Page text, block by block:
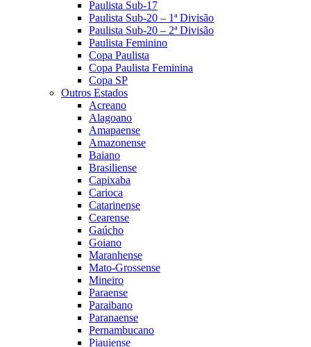
Paulista Sub-17
Paulista Sub-20 – 1ª Divisão
Paulista Sub-20 – 2ª Divisão
Paulista Feminino
Copa Paulista
Copa Paulista Feminina
Copa SP
Outros Estados
Acreano
Alagoano
Amapaense
Amazonense
Baiano
Brasiliense
Capixaba
Carioca
Catarinense
Cearense
Gaúcho
Goiano
Maranhense
Mato-Grossense
Mineiro
Paraense
Paraibano
Paranaense
Pernambucano
Piauiense